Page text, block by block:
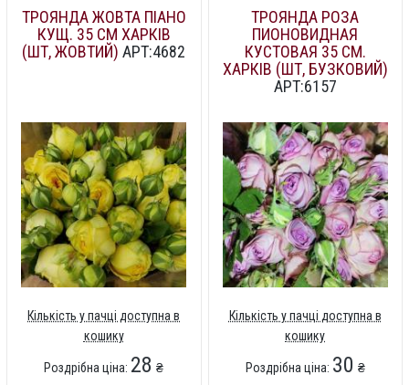
ТРОЯНДА ЖОВТА ПІАНО
КУЩ. 35 СМ ХАРКІВ
(ШТ, ЖОВТИЙ) АРТ:4682
Кількість у пачці доступна в
кошику
Роздрібна ціна: 28 ₴
ТРОЯНДА РОЗА
ПИОНОВИДНАЯ
КУСТОВАЯ 35 СМ.
ХАРКІВ (ШТ, БУЗКОВИЙ)
АРТ:6157
Кількість у пачці доступна в
кошику
Роздрібна ціна: 30 ₴